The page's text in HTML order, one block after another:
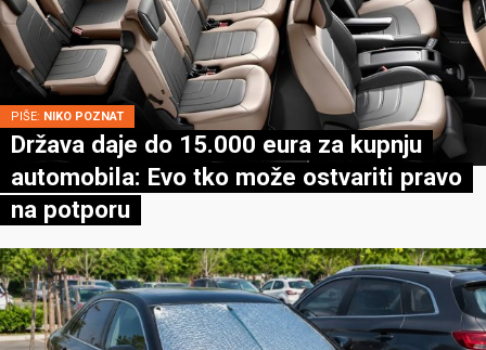
PIŠE: NIKO POZNAT
Država daje do 15.000 eura za kupnju
automobila: Evo tko može ostvariti pravo
na potporu